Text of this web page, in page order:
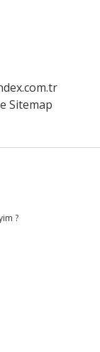
Sitemap
?